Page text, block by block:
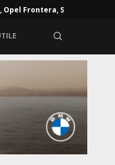
Frontera, Skoda...